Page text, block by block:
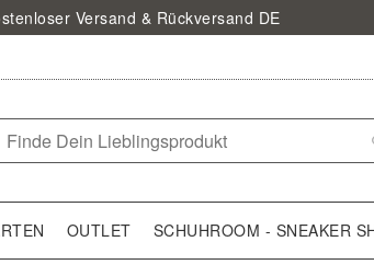
Versand & Rückversand DE
OUTLET SCHUHROOM - SNEAKER